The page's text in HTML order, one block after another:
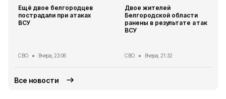
Ещё двое белгородцев
пострадали при атаках
ВСУ
СВО Вчера, 23:06
Двое жителей
Белгородской области
ранены в результате атак
ВСУ
СВО Вчера, 21:32
Все новости